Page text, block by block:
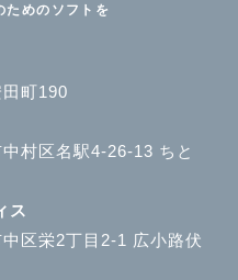
ためのソフトを
町190
村区名駅4-26-13 ちと
ス
区栄2丁目2-1 広小路伏